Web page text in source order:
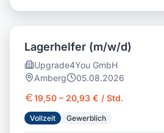
Lagerhelfer (m/w/d)
Upgrade4You GmbH
Amberg
05.08.2026
19,50 – 20,93 € / Std.
Vollzeit Gewerblich